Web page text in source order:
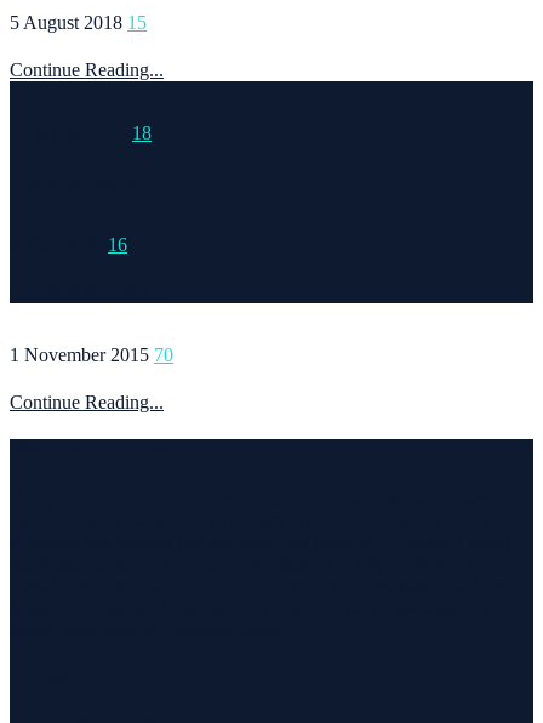
5 August 2018 15
Continue Reading...
18
16
1 November 2015 70
Continue Reading...